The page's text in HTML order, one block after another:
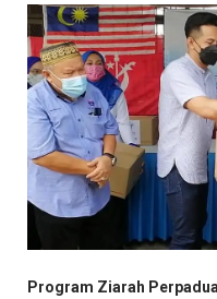
Program Ziarah